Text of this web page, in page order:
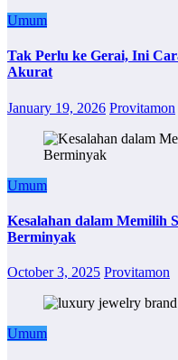
Umum
Tak Perlu ke Gerai, Ini
Akurat
January 19, 2026 Provitamon
Umum
Kesalahan dalam Memilih
Berminyak
October 3, 2025 Provitamon
Umum